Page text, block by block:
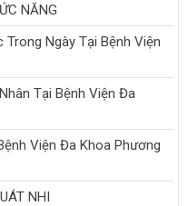
NĂNG
Ngày Tại Bệnh Viện
Tại Bệnh Viện Đa
Viện Đa Khoa Phương
NHI